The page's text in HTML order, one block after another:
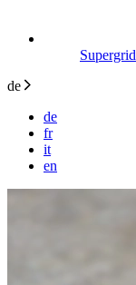
Supergrid
de
de
fr
it
en